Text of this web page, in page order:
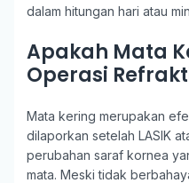
dalam hitungan hari atau
Apakah Mata
Operasi
Mata kering merupakan
dilaporkan setelah LASIK
perubahan saraf kornea
mata. Meski tidak